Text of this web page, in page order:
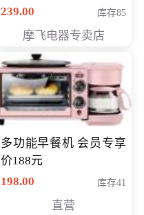
元
239.00 库存85
摩飞电器专卖店
多功能早餐机 会员专享
价188元
198.00
库存41
直营